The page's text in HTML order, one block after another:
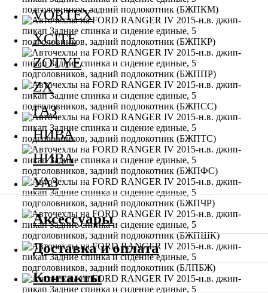
VORTEX
XCITE
ZOTYE
ZX
ГАЗ
НИВА
НИВА
УАЗ
Аксессуары
Доставка и оплата
Контакты